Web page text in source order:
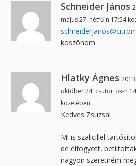
Schneider János
május 27. hétfő-n 17:54
köszönöm
Hlatky Ágnes 2013.
október 24. csütörtök-n
közelében
Kedves Zsuzsa!
Mi is szalicillel
de elfogyott,
nagyon szeretném